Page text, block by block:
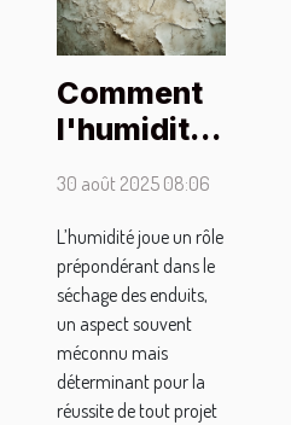
Comment
l'humidité
elle le
séchage
des
enduits ?
30 août 2025 08:06
L’humidité joue un rôle
prépondérant dans le
séchage des enduits,
un aspect souvent
méconnu mais
déterminant pour la
réussite de tout projet